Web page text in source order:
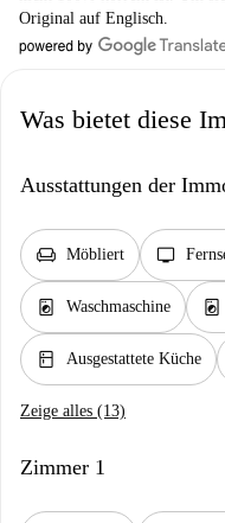
Original auf Englisch.
Was bietet diese
Ausstattungen der
chair Möbliert tv
local_laundry_service Waschmaschine local_laundry_service
kitchen Ausgestattete Küche
Zeige alles (13)
Zimmer 1